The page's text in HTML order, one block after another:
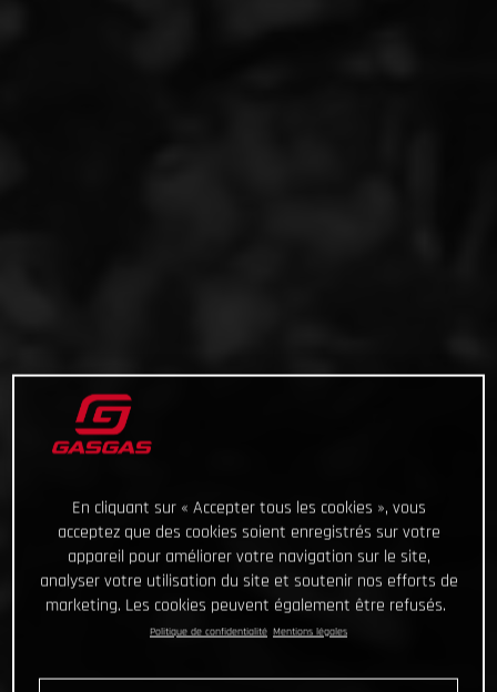
En cliquant sur « Accepter tous les cookies », vous
acceptez que des cookies soient enregistrés sur votre
appareil pour améliorer votre navigation sur le site,
analyser votre utilisation du site et soutenir nos efforts de
marketing. Les cookies peuvent également être refusés.
Politique de confidentialité Mentions légales